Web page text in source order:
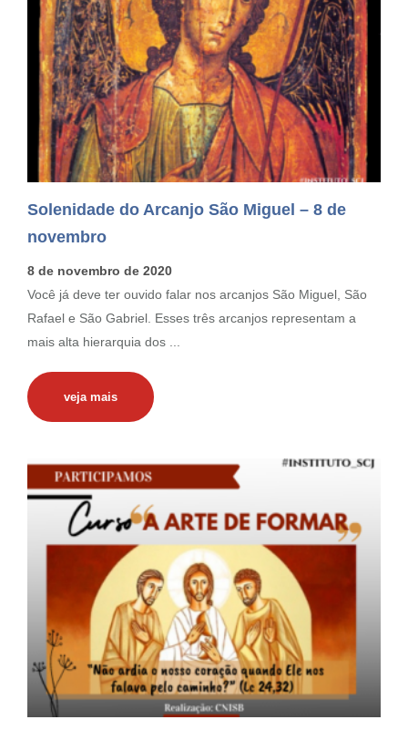
Solenidade do Arcanjo São Miguel – 8 de
novembro
8 de novembro de 2020
Você já deve ter ouvido falar nos arcanjos São Miguel, São
Rafael e São Gabriel. Esses três arcanjos representam a
mais alta hierarquia dos ...
veja mais